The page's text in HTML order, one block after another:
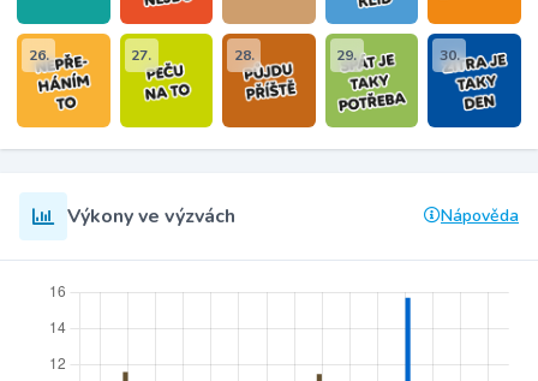
26. 27. 28. 29. 30.
Výkony ve výzvách Nápověda